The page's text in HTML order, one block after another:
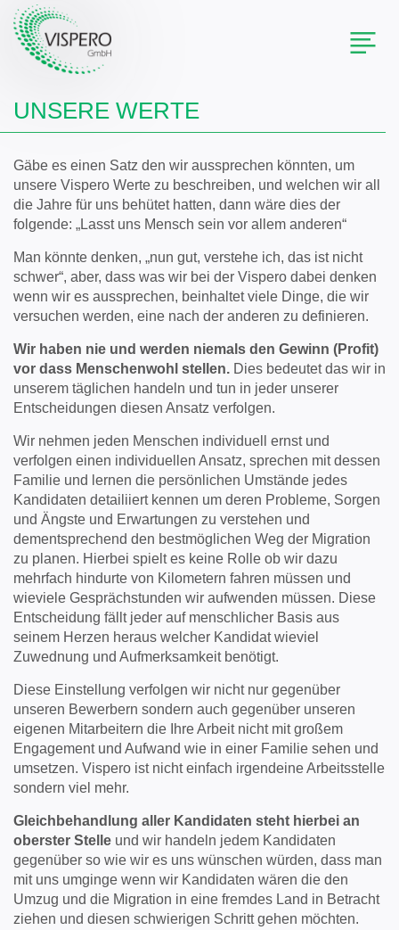
UNSERE WERTE
Gäbe es einen Satz den wir aussprechen könnten, um
unsere Vispero Werte zu beschreiben, und welchen wir all
die Jahre für uns behütet hatten, dann wäre dies der
folgende: „Lasst uns Mensch sein vor allem anderen“
Man könnte denken, „nun gut, verstehe ich, das ist nicht
schwer“, aber, dass was wir bei der Vispero dabei denken
wenn wir es aussprechen, beinhaltet viele Dinge, die wir
versuchen werden, eine nach der anderen zu definieren.
Wir haben nie und werden niemals den Gewinn (Profit)
vor dass Menschenwohl stellen. Dies bedeutet das wir in
unserem täglichen handeln und tun in jeder unserer
Entscheidungen diesen Ansatz verfolgen.
Wir nehmen jeden Menschen individuell ernst und
verfolgen einen individuellen Ansatz, sprechen mit dessen
Familie und lernen die persönlichen Umstände jedes
Kandidaten detailiiert kennen um deren Probleme, Sorgen
und Ängste und Erwartungen zu verstehen und
dementsprechend den bestmöglichen Weg der Migration
zu planen. Hierbei spielt es keine Rolle ob wir dazu
mehrfach hindurte von Kilometern fahren müssen und
wieviele Gesprächstunden wir aufwenden müssen. Diese
Entscheidung fällt jeder auf menschlicher Basis aus
seinem Herzen heraus welcher Kandidat wieviel
Zuwednung und Aufmerksamkeit benötigt.
Diese Einstellung verfolgen wir nicht nur gegenüber
unseren Bewerbern sondern auch gegenüber unseren
eigenen Mitarbeitern die Ihre Arbeit nicht mit großem
Engagement und Aufwand wie in einer Familie sehen und
umsetzen. Vispero ist nicht einfach irgendeine Arbeitsstelle
sondern viel mehr.
Gleichbehandlung aller Kandidaten steht hierbei an
oberster Stelle und wir handeln jedem Kandidaten
gegenüber so wie wir es uns wünschen würden, dass man
mit uns umginge wenn wir Kandidaten wären die den
Umzug und die Migration in eine fremdes Land in Betracht
ziehen und diesen schwierigen Schritt gehen möchten.